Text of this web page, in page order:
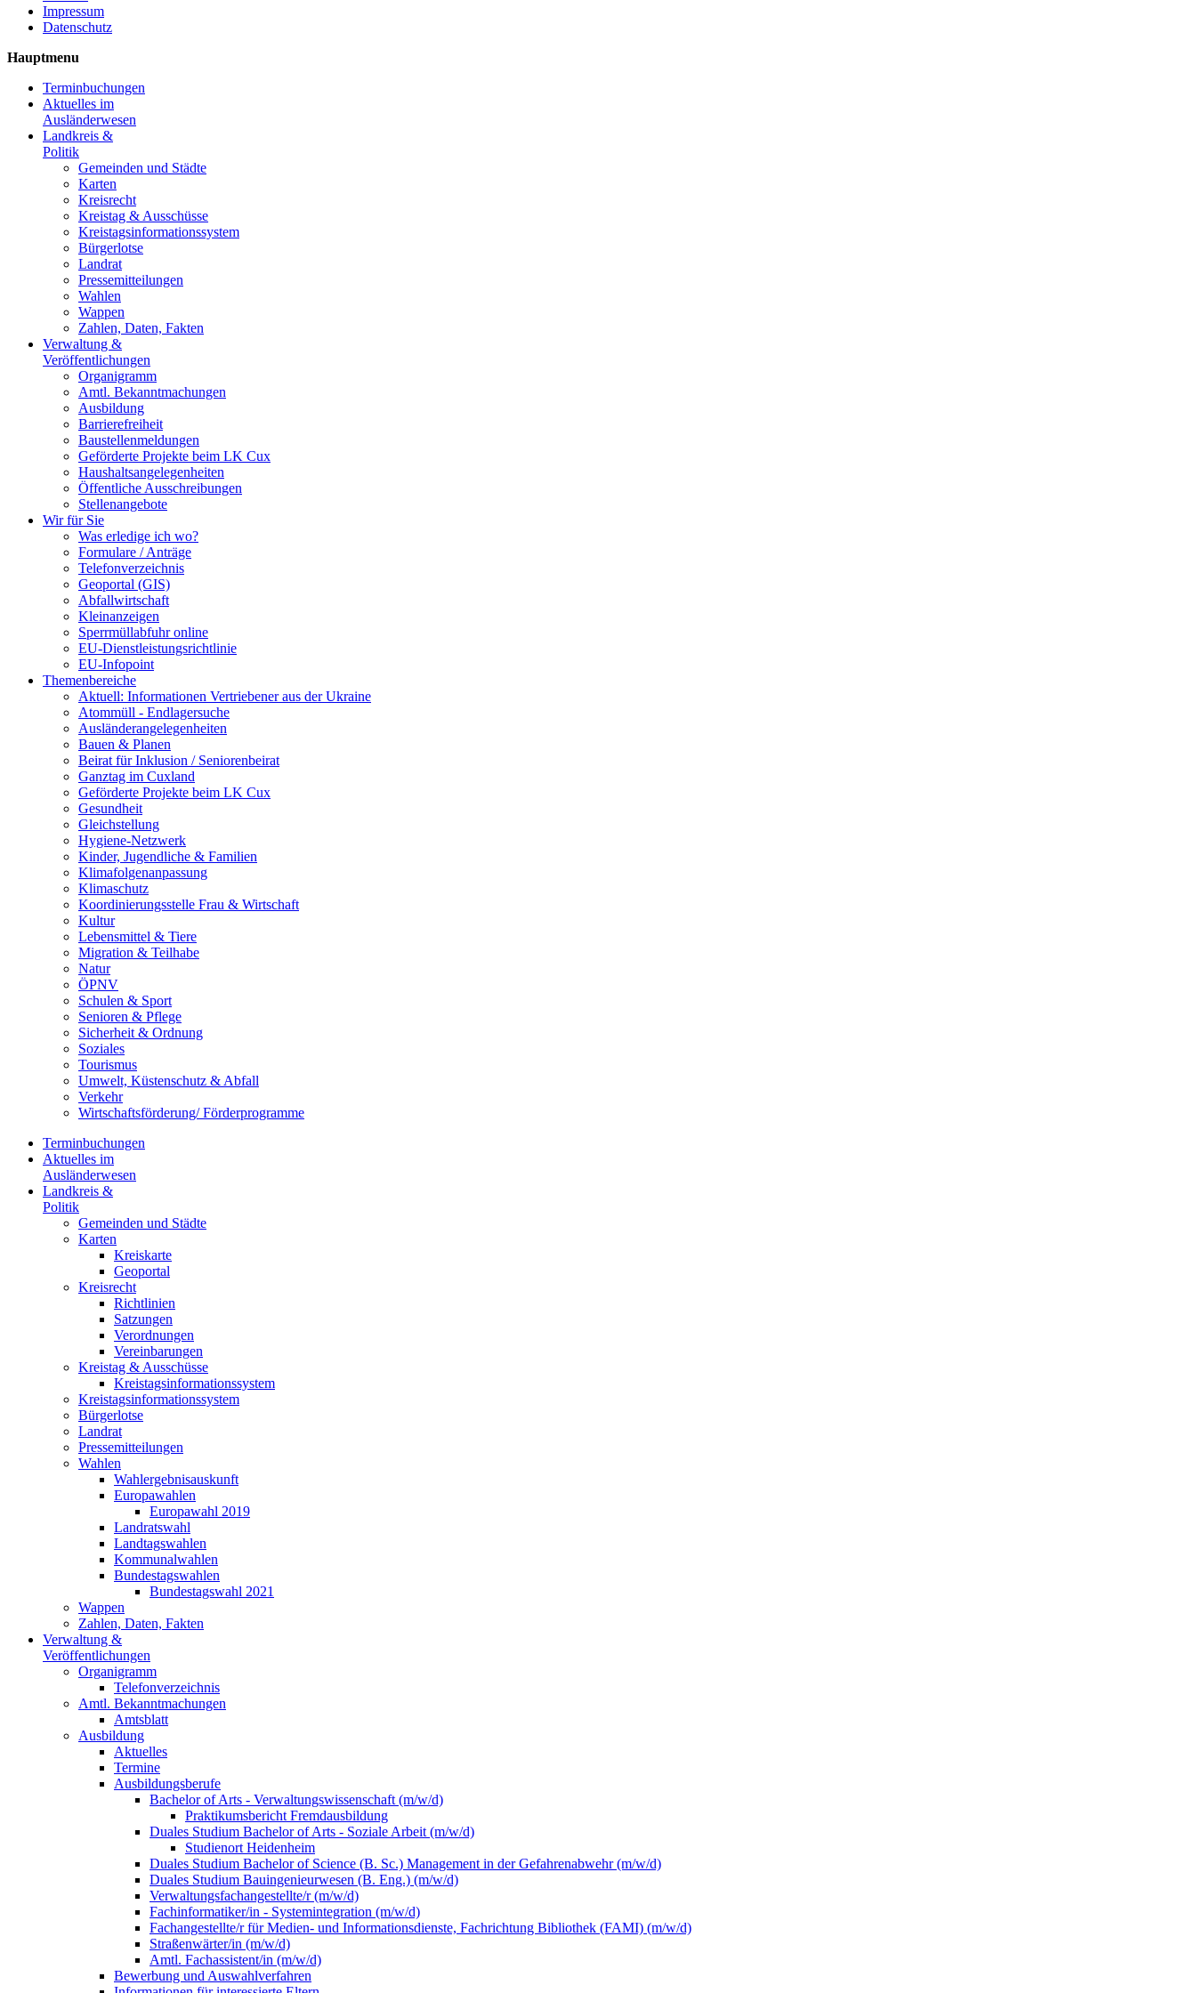
Impressum
Datenschutz
Hauptmenu
Terminbuchungen
Aktuelles im
Ausländerwesen
Landkreis &
Politik
Gemeinden und Städte
Karten
Kreisrecht
Kreistag & Ausschüsse
Kreistagsinformationssystem
Bürgerlotse
Landrat
Pressemitteilungen
Wahlen
Wappen
Zahlen, Daten, Fakten
Verwaltung &
Veröffentlichungen
Organigramm
Amtl. Bekanntmachungen
Ausbildung
Barrierefreiheit
Baustellenmeldungen
Geförderte Projekte beim LK Cux
Haushaltsangelegenheiten
Öffentliche Ausschreibungen
Stellenangebote
Wir für Sie
Was erledige ich wo?
Formulare / Anträge
Telefonverzeichnis
Geoportal (GIS)
Abfallwirtschaft
Kleinanzeigen
Sperrmüllabfuhr online
EU-Dienstleistungsrichtlinie
EU-Infopoint
Themenbereiche
Aktuell: Informationen Vertriebener aus der Ukraine
Atommüll - Endlagersuche
Ausländerangelegenheiten
Bauen & Planen
Beirat für Inklusion / Seniorenbeirat
Ganztag im Cuxland
Geförderte Projekte beim LK Cux
Gesundheit
Gleichstellung
Hygiene-Netzwerk
Kinder, Jugendliche & Familien
Klimafolgenanpassung
Klimaschutz
Koordinierungsstelle Frau & Wirtschaft
Kultur
Lebensmittel & Tiere
Migration & Teilhabe
Natur
ÖPNV
Schulen & Sport
Senioren & Pflege
Sicherheit & Ordnung
Soziales
Tourismus
Umwelt, Küstenschutz & Abfall
Verkehr
Wirtschaftsförderung/ Förderprogramme
Terminbuchungen
Aktuelles im
Ausländerwesen
Landkreis &
Politik
Gemeinden und Städte
Karten
Kreiskarte
Geoportal
Kreisrecht
Richtlinien
Satzungen
Verordnungen
Vereinbarungen
Kreistag & Ausschüsse
Kreistagsinformationssystem
Kreistagsinformationssystem
Bürgerlotse
Landrat
Pressemitteilungen
Wahlen
Wahlergebnisauskunft
Europawahlen
Europawahl 2019
Landratswahl
Landtagswahlen
Kommunalwahlen
Bundestagswahlen
Bundestagswahl 2021
Wappen
Zahlen, Daten, Fakten
Verwaltung &
Veröffentlichungen
Organigramm
Telefonverzeichnis
Amtl. Bekanntmachungen
Amtsblatt
Ausbildung
Aktuelles
Termine
Ausbildungsberufe
Bachelor of Arts - Verwaltungswissenschaft (m/w/d)
Praktikumsbericht Fremdausbildung
Duales Studium Bachelor of Arts - Soziale Arbeit (m/w/d)
Studienort Heidenheim
Duales Studium Bachelor of Science (B. Sc.) Management in der Gefahrenabwehr (m/w/d)
Duales Studium Bauingenieurwesen (B. Eng.) (m/w/d)
Verwaltungsfachangestellte/r (m/w/d)
Fachinformatiker/in - Systemintegration (m/w/d)
Fachangestellte/r für Medien- und Informationsdienste, Fachrichtung Bibliothek (FAMI) (m/w/d)
Straßenwärter/in (m/w/d)
Amtl. Fachassistent/in (m/w/d)
Bewerbung und Auswahlverfahren